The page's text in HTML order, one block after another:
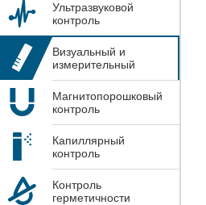
Ультразвуковой
контроль
Визуальный и
измерительный
контроль
Магнитопорошковый
контроль
Капиллярный
контроль
Контроль
герметичности